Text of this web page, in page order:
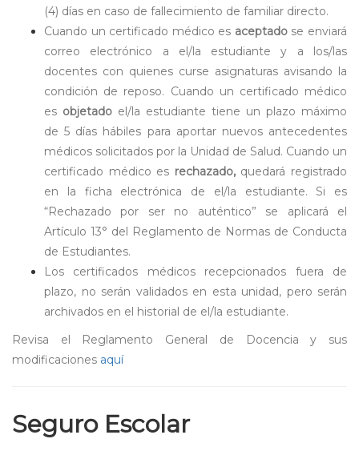
(4) días en caso de fallecimiento de familiar directo.
Cuando un certificado médico es aceptado se enviará
correo electrónico a el/la estudiante y a los/las
docentes con quienes curse asignaturas avisando la
condición de reposo. Cuando un certificado médico
es objetado el/la estudiante tiene un plazo máximo
de 5 días hábiles para aportar nuevos antecedentes
médicos solicitados por la Unidad de Salud. Cuando un
certificado médico es rechazado,quedará registrado
en la ficha electrónica de el/la estudiante. Si es
“Rechazado por ser no auténtico” se aplicará el
Artículo 13° del Reglamento de Normas de Conducta
de Estudiantes.
Los certificados médicos recepcionados fuera de
plazo, no serán validados en esta unidad, pero serán
archivados en el historial de el/la estudiante.
Revisa el Reglamento General de Docencia y sus
modificaciones aquí
Seguro Escolar